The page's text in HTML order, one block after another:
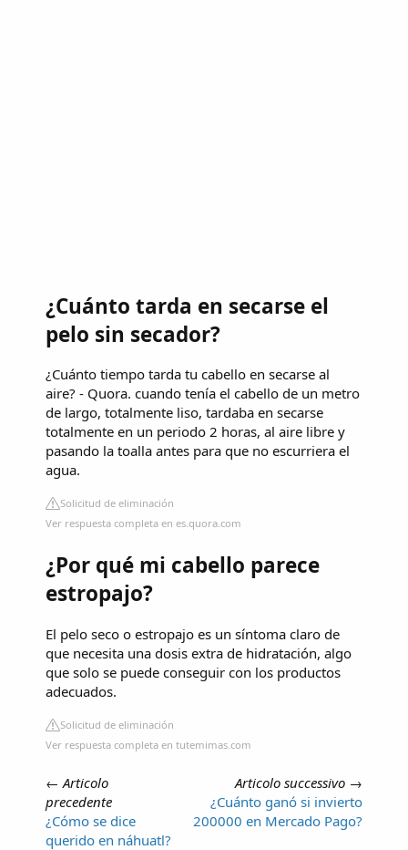
¿Cuánto tarda en secarse el
pelo sin secador?
¿Cuánto tiempo tarda tu cabello en secarse al
aire? - Quora. cuando tenía el cabello de un metro
de largo, totalmente liso, tardaba en secarse
totalmente en un periodo 2 horas, al aire libre y
pasando la toalla antes para que no escurriera el
agua.
Solicitud de eliminación
Ver respuesta completa en es.quora.com
¿Por qué mi cabello parece
estropajo?
El pelo seco o estropajo es un síntoma claro de
que necesita una dosis extra de hidratación, algo
que solo se puede conseguir con los productos
adecuados.
Solicitud de eliminación
Ver respuesta completa en tutemimas.com
← Articolo
precedente
¿Cómo se dice
querido en náhuatl?
Articolo successivo →
¿Cuánto ganó si invierto
200000 en Mercado Pago?